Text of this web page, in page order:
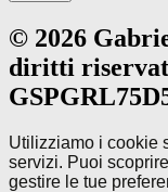
© 2026
diritti
Utilizziamo i cookie
servizi. Puoi
gestire le tue